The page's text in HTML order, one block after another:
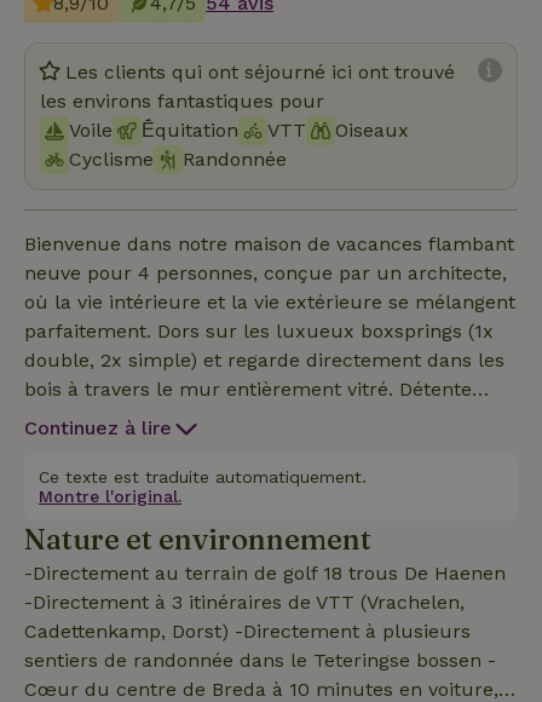
Les clients qui ont séjourné ici ont trouvé
les environs fantastiques pour
Voile
Ḗquitation VTT
Oiseaux
Cyclisme
Randonnée
Bienvenue dans notre maison de vacances flambant
neuve pour 4 personnes, conçue par un architecte,
où la vie intérieure et la vie extérieure se mélangent
parfaitement. Dors sur les luxueux boxsprings (1x
double, 2x simple) et regarde directement dans les
bois à travers le mur entièrement vitré. Détente
ultime entourée de nature et de confort,
entre Breda et Oosterhout. Située directement sur
le parc de golf De Haenen, la piste de VTT et les
sentiers de randonnée, cette maison avec douche à
effet de pluie et bain à remous offre une base
parfaite pour les amateurs de golf, les cyclistes et
les randonneurs ainsi que les visiteurs de la ville
animée de Breda. Cuisine entièrement équipée :
lave-vaisselle, plaque à induction avec hotte
Continuez à lire
Ce texte est traduite automatiquement.
Montre l'original.
Nature et environnement
-Directement au terrain de golf 18 trous De Haenen
-Directement à 3 itinéraires de VTT (Vrachelen,
Cadettenkamp, Dorst) -Directement à plusieurs
sentiers de randonnée dans le Teteringse bossen -
Cœur du centre de Breda à 10 minutes en voiture,